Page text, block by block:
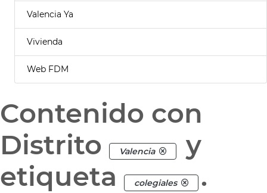
Valencia Ya
Vivienda
Web FDM
Contenido con
Distrito
Valencia
y
etiqueta
colegiales .